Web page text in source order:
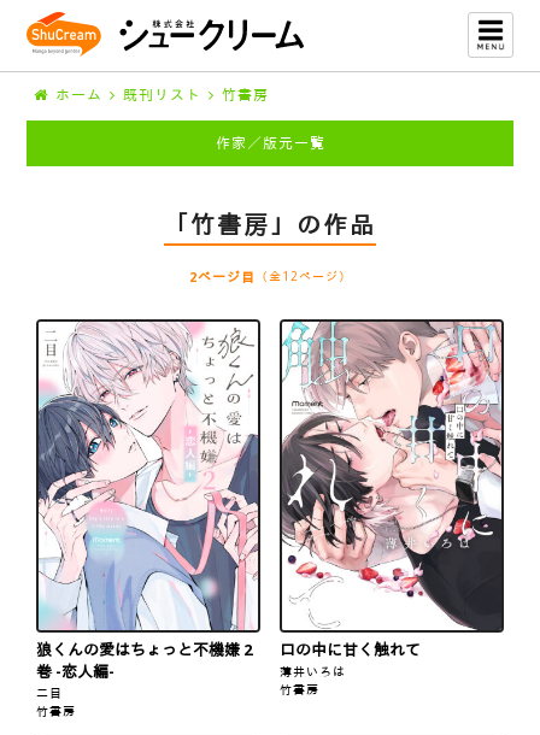
ホーム 既刊リスト 竹書房
作家／版元一覧
「竹書房」の作品
2ページ目 （全12ページ）
狼くんの愛はちょっと不機嫌 2
巻 -恋人編-
二目
竹書房
口の中に甘く触れて
薄井いろは
竹書房